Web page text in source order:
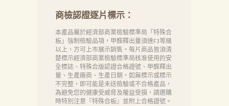
商檢認證逐片標示：
本產品屬於經濟部商業檢驗標準局「特殊合
板」強制檢驗品項，甲醛釋出量須達F3等級
以上，方可上市展示銷售。每片商品皆須清
楚標示經濟部商業檢驗標準局核准使用的安
全標誌、特殊合版認證合格證號、甲醛釋出
量、生產廠商、生產日期，如無標示或標示
不完整，即可能是未送檢驗或不合格產品，
為避免您的健康受威脅及權益受損，請選購
時特別注意『特殊合板』並附上合格證號。